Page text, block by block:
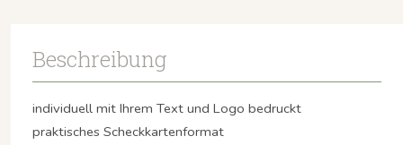
Beschreibung
individuell mit Ihrem Text und Logo bedruckt
praktisches Scheckkartenformat